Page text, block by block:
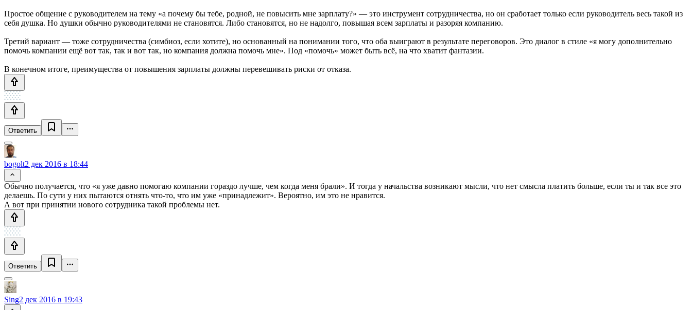
Простое общение с руководителем на тему «а почему бы тебе, родной, не повысить мне зарплату?» — это инструмент сотрудничества, но он сработает только если руководитель весь такой из
себя душка. Но душки обычно руководителями не становятся. Либо становятся, но не надолго, повышая всем зарплаты и разоряя компанию.
Третий вариант — тоже сотрудничества (симбиоз, если хотите), но основанный на понимании того, что оба выиграют в результате переговоров. Это диалог в стиле «я могу дополнительно
помочь компании ещё вот так, так и вот так, но компания должна помочь мне». Под «помочь» может быть всё, на что хватит фантазии.
В конечном итоге, преимущества от повышения зарплаты должны перевешивать риски от отказа.
Ответить
bogolt2 дек 2016 в 18:44
Обычно получается, что «я уже давно помогаю компании гораздо лучше, чем когда меня брали». И тогда у начальства возникают мысли, что нет смысла платить больше, если ты и так все это
делаешь. По сути у них пытаются отнять что-то, что им уже «принадлежит». Вероятно, им это не нравится.
А вот при принятии нового сотрудника такой проблемы нет.
Ответить
Sing2 дек 2016 в 19:43